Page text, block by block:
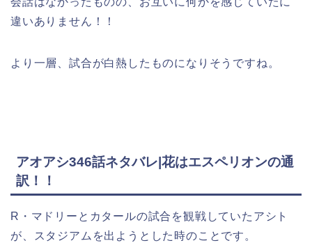
違いありません！！
より一層、試合が白熱したものになりそうですね。
アオアシ346話ネタバレ|花はエスペリオンの通
訳！！
R・マドリーとカタールの試合を観戦していたアシト
が、スタジアムを出ようとした時のことです。